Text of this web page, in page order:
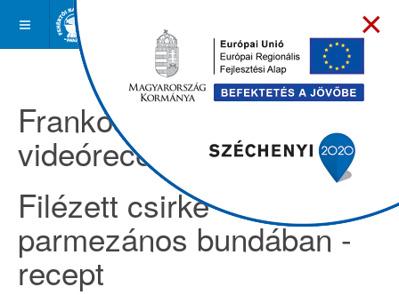
Frankóságok -
videóreceptek
Filézett csirke
parmezános bundában -
recept
×